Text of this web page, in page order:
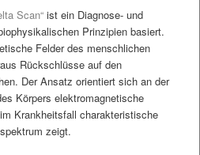
Scan“ist ein Diagnose- und
Prinzipien basiert.
Felder des menschlichen
Rückschlüsse auf den
Der Ansatz orientiert sich an der
Körpers elektromagnetische
Krankheitsfall charakteristische
zeigt.